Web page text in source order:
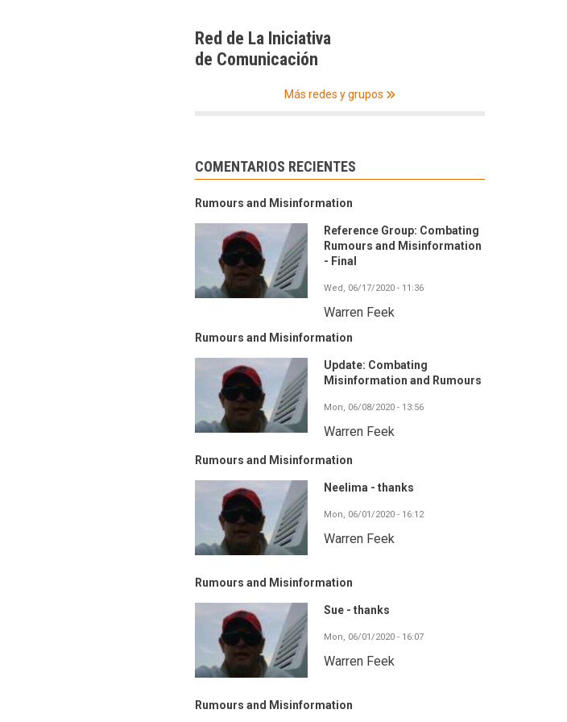
Red de La Iniciativa
de Comunicación
Más redes y grupos
COMENTARIOS RECIENTES
Rumours and Misinformation
Reference Group: Combating
Rumours and Misinformation
- Final
Wed, 06/17/2020 - 11:36
Warren Feek
Rumours and Misinformation
Update: Combating
Misinformation and Rumours
Mon, 06/08/2020 - 13:56
Warren Feek
Rumours and Misinformation
Neelima - thanks
Mon, 06/01/2020 - 16:12
Warren Feek
Rumours and Misinformation
Sue - thanks
Mon, 06/01/2020 - 16:07
Warren Feek
Rumours and Misinformation